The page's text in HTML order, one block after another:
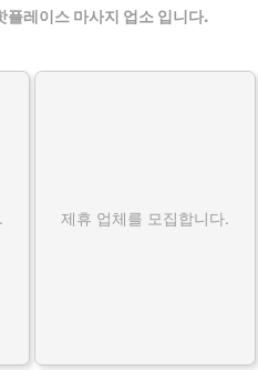
플레이스 마사지 업소 입니다.
제휴 업체를 모집합니다.